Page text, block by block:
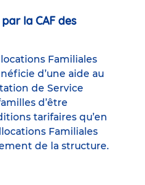
la CAF des
Familiales
d’une aide au
de Service
d’être
tarifaires qu’en
Familiales
de la structure.